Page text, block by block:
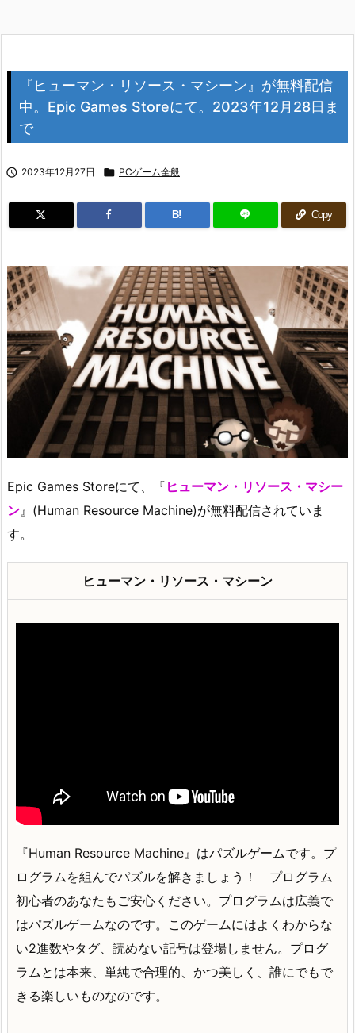
『ヒューマン・リソース・マシーン』が無料配信
中。Epic Games Storeにて。2023年12月28日ま
で
 2023年12月27日  PCゲーム全般
B! Copy
Epic Games Storeにて、『 ヒューマン・リソース・マシー
ン 』(Human Resource Machine)が無料配信されていま
す。
ヒューマン・リソース・マシーン
『Human Resource Machine』はパズルゲームです。プ
ログラムを組んでパズルを解きましょう！ プログラム
初心者のあなたもご安心ください。プログラムは広義で
はパズルゲームなのです。このゲームにはよくわからな
い2進数やタグ、読めない記号は登場しません。プログ
ラムとは本来、単純で合理的、かつ美しく、誰にでもで
きる楽しいものなのです。